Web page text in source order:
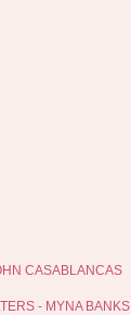
CASABLANCAS
- MYNA BANKS